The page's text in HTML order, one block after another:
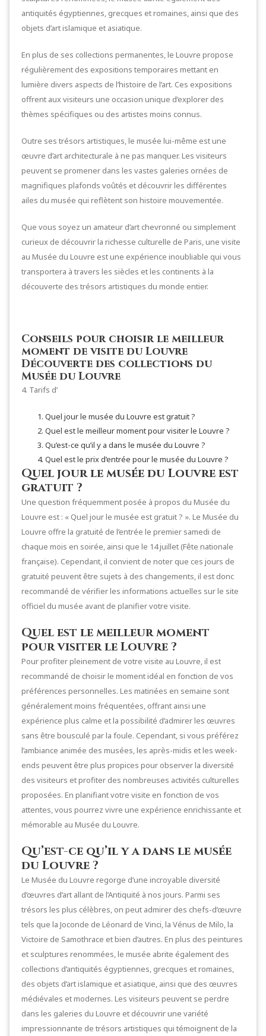
antiquités égyptiennes, grecques et romaines, ainsi que des
objets d’art islamique et asiatique.
En plus de ses collections permanentes, le Louvre propose
régulièrement des expositions temporaires mettant en
lumière divers aspects de l’histoire de l’art. Ces expositions
offrent aux visiteurs une occasion unique d’explorer des
thèmes spécifiques ou des artistes moins connus.
Outre ses trésors artistiques, le musée lui-même est une
œuvre d’art architecturale à ne pas manquer. Les visiteurs
peuvent se promener dans les vastes galeries ornées de
magnifiques plafonds voûtés et découvrir les différentes
ailes du musée qui reflètent son histoire mouvementée.
Que vous soyez un amateur d’art chevronné ou simplement
curieux de découvrir la richesse culturelle de Paris, une visite
au Musée du Louvre est une expérience inoubliable qui vous
transportera à travers les siècles et les continents à la
découverte des trésors artistiques du monde entier.
Conseils pour choisir le meilleur
moment de visite du Louvre
Découverte des collections du
Musée du Louvre
4. Tarifs d’
Quel jour le musée du Louvre est gratuit ?
Quel est le meilleur moment pour visiter le Louvre ?
Qu’est-ce qu’il y a dans le musée du Louvre ?
Quel est le prix d’entrée pour le musée du Louvre ?
Quel jour le musée du Louvre est
gratuit ?
Une question fréquemment posée à propos du Musée du
Louvre est : « Quel jour le musée est gratuit ? ». Le Musée du
Louvre offre la gratuité de l’entrée le premier samedi de
chaque mois en soirée, ainsi que le 14 juillet (Fête nationale
française). Cependant, il convient de noter que ces jours de
gratuité peuvent être sujets à des changements, il est donc
recommandé de vérifier les informations actuelles sur le site
officiel du musée avant de planifier votre visite.
Quel est le meilleur moment
pour visiter le Louvre ?
Pour profiter pleinement de votre visite au Louvre, il est
recommandé de choisir le moment idéal en fonction de vos
préférences personnelles. Les matinées en semaine sont
généralement moins fréquentées, offrant ainsi une
expérience plus calme et la possibilité d’admirer les œuvres
sans être bousculé par la foule. Cependant, si vous préférez
l’ambiance animée des musées, les après-midis et les week-
ends peuvent être plus propices pour observer la diversité
des visiteurs et profiter des nombreuses activités culturelles
proposées. En planifiant votre visite en fonction de vos
attentes, vous pourrez vivre une expérience enrichissante et
mémorable au Musée du Louvre.
Qu’est-ce qu’il y a dans le musée
du Louvre ?
Le Musée du Louvre regorge d’une incroyable diversité
d’œuvres d’art allant de l’Antiquité à nos jours. Parmi ses
trésors les plus célèbres, on peut admirer des chefs-d’œuvre
tels que la Joconde de Léonard de Vinci, la Vénus de Milo, la
Victoire de Samothrace et bien d’autres. En plus des peintures
et sculptures renommées, le musée abrite également des
collections d’antiquités égyptiennes, grecques et romaines,
des objets d’art islamique et asiatique, ainsi que des œuvres
médiévales et modernes. Les visiteurs peuvent se perdre
dans les galeries du Louvre et découvrir une variété
impressionnante de trésors artistiques qui témoignent de la